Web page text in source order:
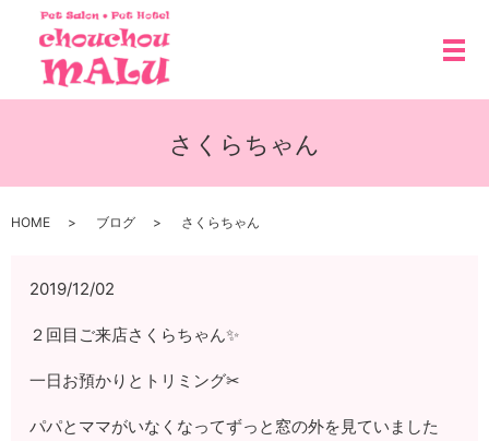
メ
さくらちゃん
HOME ブログ さくらちゃん
2019/12/02
２回目ご来店さくらちゃん✨
一日お預かりとトリミング✂
パパとママがいなくなってずっと窓の外を見ていました